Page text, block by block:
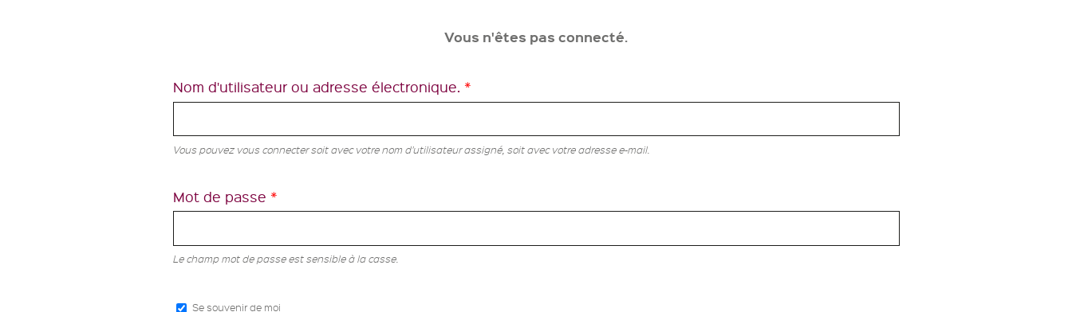
Vous n'êtes pas connecté.
Nom d'utilisateur ou adresse électronique. *
Vous pouvez vous connecter soit avec votre nom d'utilisateur assigné, soit avec votre adresse e-mail.
Mot de passe *
Le champ mot de passe est sensible à la casse.
Se souvenir de moi